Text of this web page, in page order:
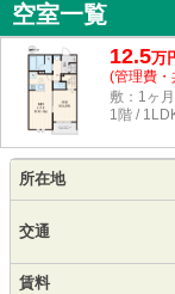
空室一覧
12.5万
(管理費
敷：1ヶ
1階 /
所在地
交通
賃料